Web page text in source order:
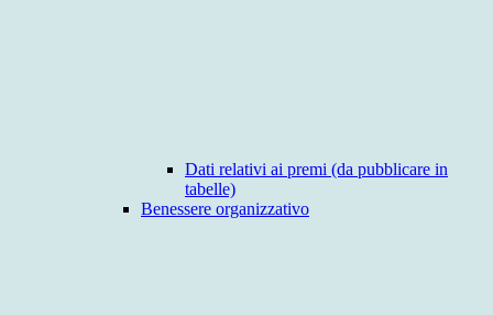
Dati relativi ai premi (da pubblicare in
tabelle)
Benessere organizzativo